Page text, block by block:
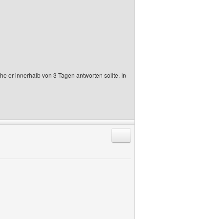
er innerhalb von 3 Tagen antworten sollte. In